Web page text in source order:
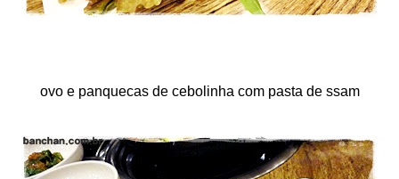
ovo e panquecas de cebolinha com pasta de ssam